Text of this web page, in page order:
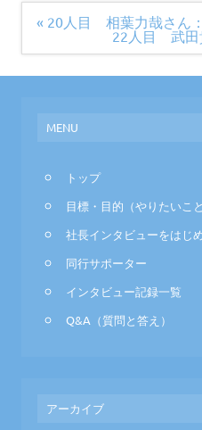
投
ゲ
ョ
ン
« 20人目 相葉力哉さん
22人目 武田
MENU
トップ
目標・目的（やりたいこと
社長インタビューをはじ
同行サポーター
インタビュー記録一覧
Q&A（質問と答え）
アーカイブ